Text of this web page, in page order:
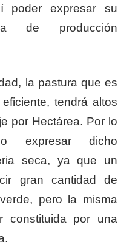
poder expresar su
de producción
la pastura que es
tendrá altos
por Hectárea. Por lo
expresar dicho
seca, ya que un
gran cantidad de
pero la misma
constituida por una